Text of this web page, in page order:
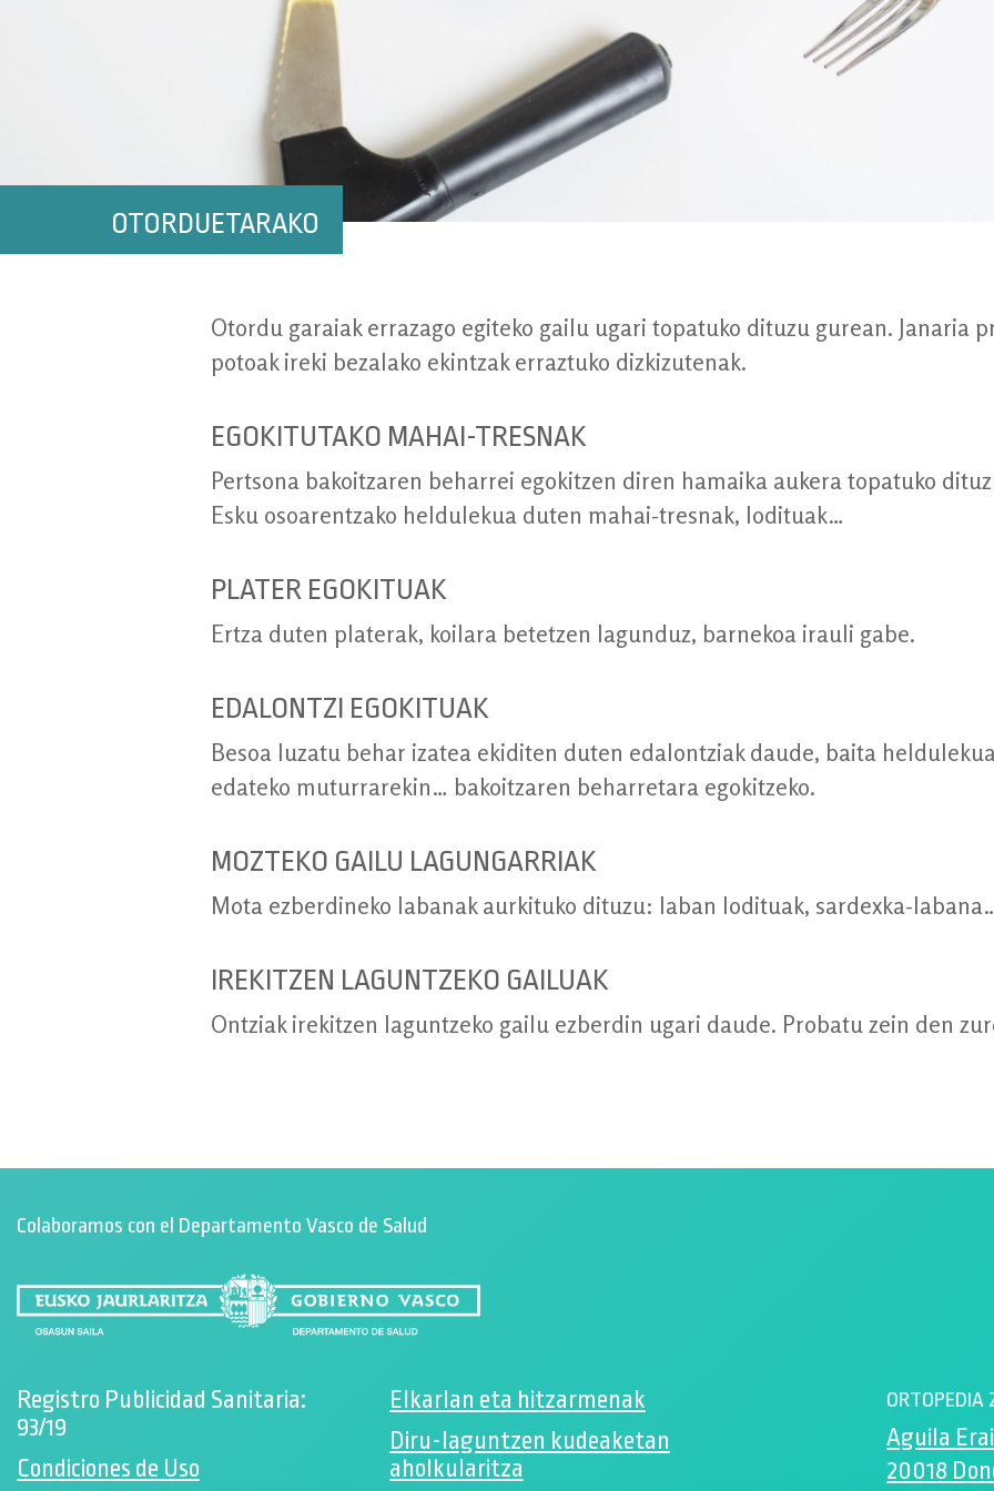
OTORDUETARAKO
Otordu garaiak errazago egiteko gailu ugari topatuko dituzu gurean. Janaria
potoak ireki bezalako ekintzak erraztuko dizkizutenak.
EGOKITUTAKO MAHAI-TRESNAK
Pertsona bakoitzaren beharrei egokitzen diren hamaika aukera topatuko
Esku osoarentzako heldulekua duten mahai-tresnak, lodituak…
PLATER EGOKITUAK
Ertza duten platerak, koilara betetzen lagunduz, barnekoa irauli gabe.
EDALONTZI EGOKITUAK
Besoa luzatu behar izatea ekiditen duten edalontziak daude, baita
edateko muturrarekin… bakoitzaren beharretara egokitzeko.
MOZTEKO GAILU LAGUNGARRIAK
Mota ezberdineko labanak aurkituko dituzu: laban lodituak, sardexka-
IREKITZEN LAGUNTZEKO GAILUAK
Ontziak irekitzen laguntzeko gailu ezberdin ugari daude. Probatu zein den
Colaboramos con el Departamento Vasco de Salud
Registro Publicidad Sanitaria:
93/19
Condiciones de Uso
Elkarlan eta hitzarmenak
Diru-laguntzen kudeaketan
aholkularitza
ORTOPEDIA
Aguila
20018